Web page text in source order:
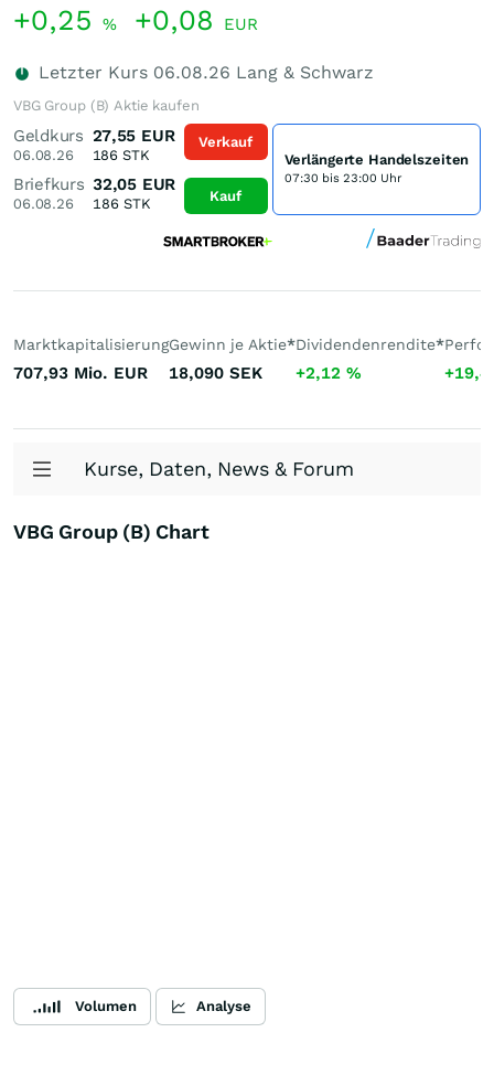
+0,25 % +0,08 EUR
Letzter Kurs 06.08.26 Lang & Schwarz
VBG Group (B) Aktie kaufen
Geldkurs
06.08.26
27,55 EUR
186 STK
Briefkurs
06.08.26
32,05 EUR
186STK
Verkauf
Kauf
Verlängerte Handelszeiten
07:30 bis 23:00 Uhr
Marktkapitalisierung
707,93 Mio. EUR
Gewinn je Aktie*
18,090 SEK
Dividendenrendite*
+2,12 %
Kurse, Daten, News & Forum
VBG Group (B) Chart
Volumen Analyse